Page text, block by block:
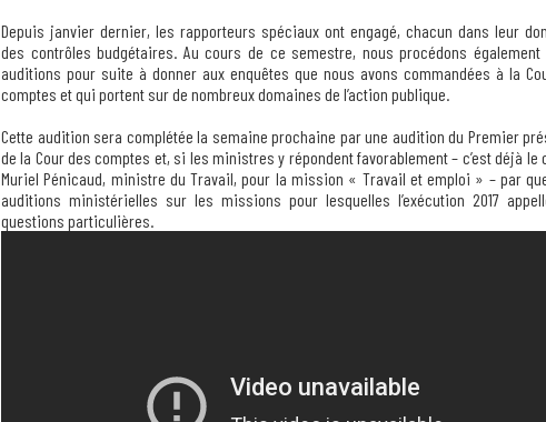
Depuis janvier dernier, les rapporteurs spéciaux ont engagé, chacun dans leur
des contrôles budgétaires. Au cours de ce semestre, nous procédons également
auditions pour suite à donner aux enquêtes que nous avons commandées à la
comptes et qui portent sur de nombreux domaines de l’action publique.
Cette audition sera complétée la semaine prochaine par une audition du Premier
de la Cour des comptes et, si les ministres y répondent favorablement – c’est déjà le
Muriel Pénicaud, ministre du Travail, pour la mission « Travail et emploi » – par
auditions ministérielles sur les missions pour lesquelles l’exécution 2017
questions particulières.